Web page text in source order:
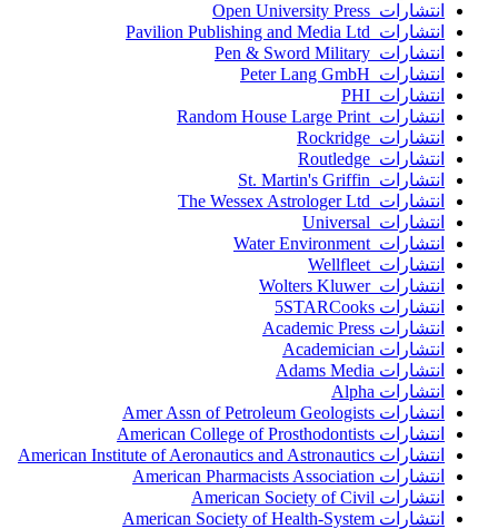
انتشارات Open University Press
انتشارات Pavilion Publishing and Media Ltd
انتشارات Pen & Sword Military
انتشارات Peter Lang GmbH
انتشارات PHI
انتشارات Random House Large Print
انتشارات Rockridge
انتشارات Routledge
انتشارات St. Martin's Griffin
انتشارات The Wessex Astrologer Ltd
انتشارات Universal
انتشارات Water Environment
انتشارات Wellfleet
انتشارات Wolters Kluwer
انتشارات 5STARCooks
انتشارات Academic Press
انتشارات Academician
انتشارات Adams Media
انتشارات Alpha
انتشارات Amer Assn of Petroleum Geologists
انتشارات American College of Prosthodontists
انتشارات American Institute of Aeronautics and Astronautics
انتشارات American Pharmacists Association
انتشارات American Society of Civil
انتشارات American Society of Health-System